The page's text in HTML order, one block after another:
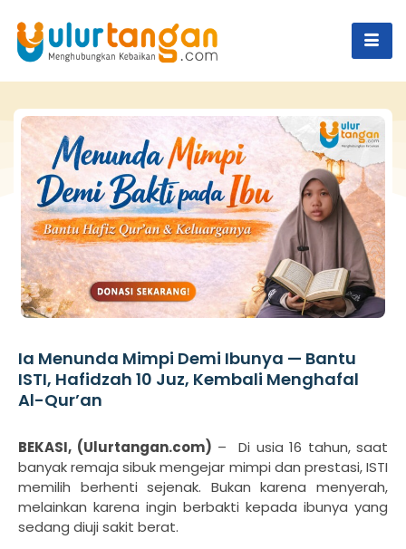
Ia Menunda Mimpi Demi Ibunya — Bantu
ISTI, Hafidzah 10 Juz, Kembali Menghafal
Al-Qur’an
BEKASI, (Ulurtangan.com) – Di usia 16 tahun, saat
banyak remaja sibuk mengejar mimpi dan prestasi, ISTI
memilih berhenti sejenak. Bukan karena menyerah,
melainkan karena ingin berbakti kepada ibunya yang
sedang diuji sakit berat.